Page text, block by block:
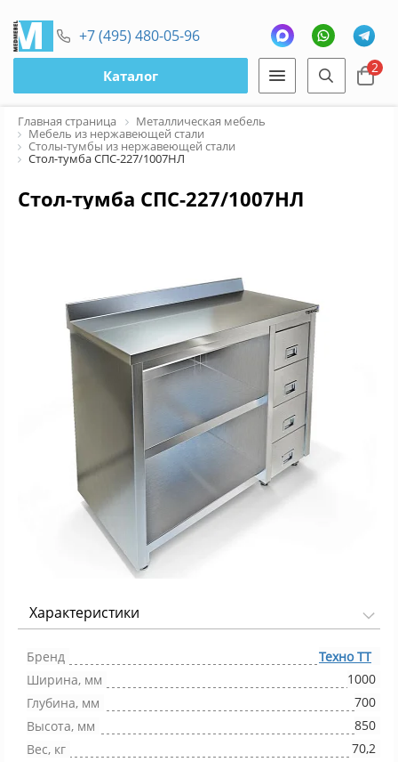
+7 (495) 480-05-96
Каталог 2
Главная страница Металлическая мебель
Мебель из нержавеющей стали
Столы-тумбы из нержавеющей стали
Стол-тумба СПС-227/1007НЛ
Стол-тумба СПС-227/1007НЛ
Характеристики
Бренд
Техно ТТ
Ширина, мм
1000
Глубина, мм
700
Высота, мм
850
Вес, кг
70,2